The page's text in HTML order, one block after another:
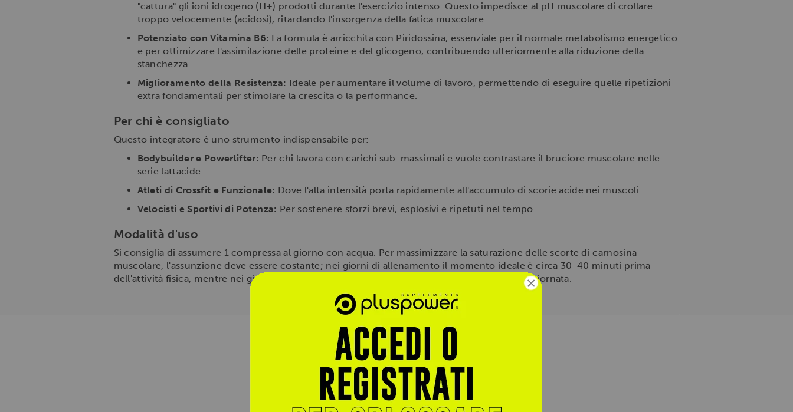
×
"cattura" gli ioni idrogeno (H+) prodotti durante l'esercizio intenso. Questo impedisce al pH muscolare di crollare
troppo velocemente (acidosi), ritardando l'insorgenza della fatica muscolare.
Potenziato con Vitamina B6: La formula è arricchita con Piridossina, essenziale per il normale metabolismo energetico
e per ottimizzare l'assimilazione delle proteine e del glicogeno, contribuendo ulteriormente alla riduzione della
stanchezza.
Miglioramento della Resistenza: Ideale per aumentare il volume di lavoro, permettendo di eseguire quelle ripetizioni
extra fondamentali per stimolare la crescita o la performance.
Per chi è consigliato
Questo integratore è uno strumento indispensabile per:
Bodybuilder e Powerlifter: Per chi lavora con carichi sub-massimali e vuole contrastare il bruciore muscolare nelle
serie lattacide.
Atleti di Crossfit e Funzionale: Dove l'alta intensità porta rapidamente all'accumulo di scorie acide nei muscoli.
Velocisti e Sportivi di Potenza: Per sostenere sforzi brevi, esplosivi e ripetuti nel tempo.
Modalità d'uso
Si consiglia di assumere 1 compressa al giorno con acqua. Per massimizzare la saturazione delle scorte di carnosina
muscolare, l'assunzione deve essere costante; nei giorni di allenamento il momento ideale è circa 30-40 minuti prima
dell'attività fisica, mentre nei giorni di riposo può essere assunta in qualsiasi momento della giornata.